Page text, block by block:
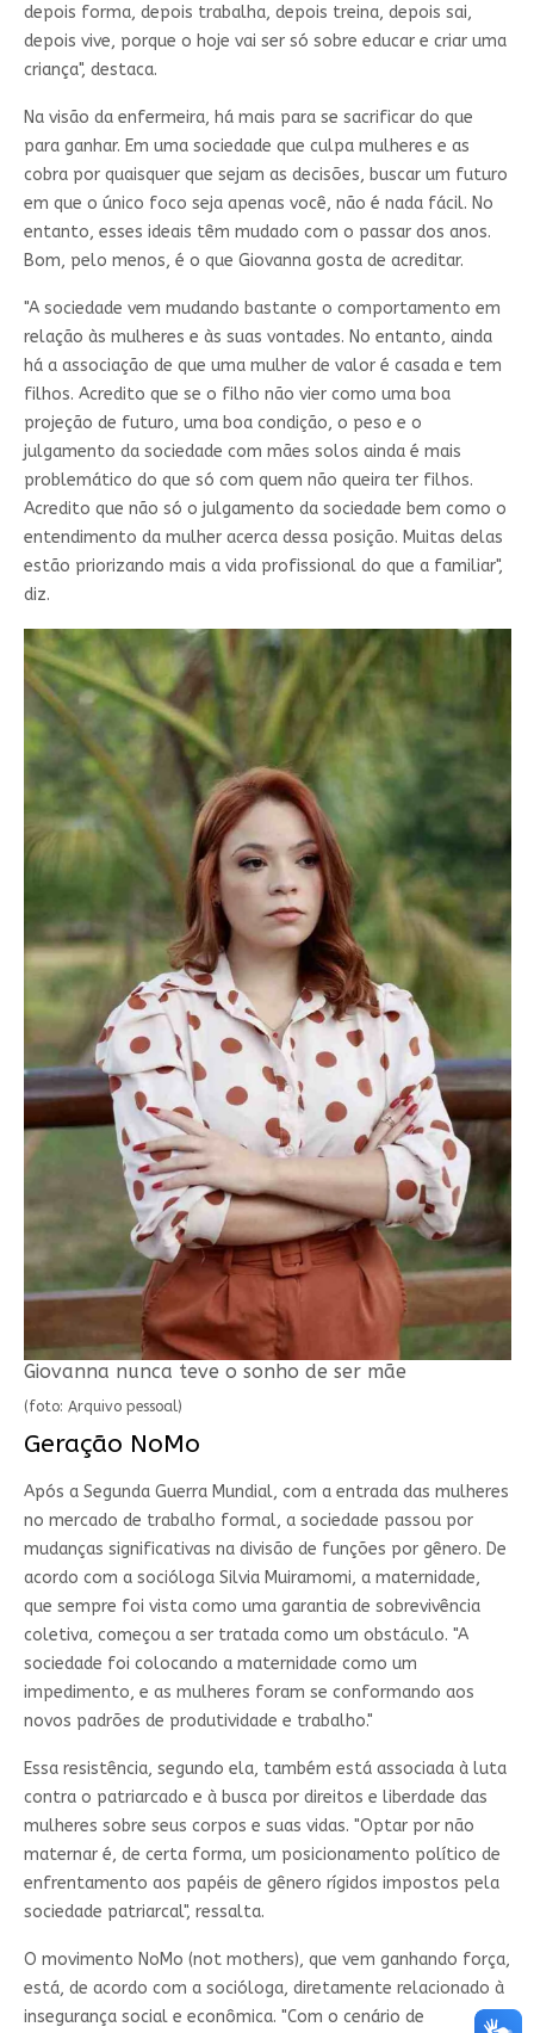
depois forma, depois trabalha, depois treina, depois sai,
depois vive, porque o hoje vai ser só sobre educar e criar uma
criança", destaca.
Na visão da enfermeira, há mais para se sacrificar do que
para ganhar. Em uma sociedade que culpa mulheres e as
cobra por quaisquer que sejam as decisões, buscar um futuro
em que o único foco seja apenas você, não é nada fácil. No
entanto, esses ideais têm mudado com o passar dos anos.
Bom, pelo menos, é o que Giovanna gosta de acreditar.
"A sociedade vem mudando bastante o comportamento em
relação às mulheres e às suas vontades. No entanto, ainda
há a associação de que uma mulher de valor é casada e tem
filhos. Acredito que se o filho não vier como uma boa
projeção de futuro, uma boa condição, o peso e o
julgamento da sociedade com mães solos ainda é mais
problemático do que só com quem não queira ter filhos.
Acredito que não só o julgamento da sociedade bem como o
entendimento da mulher acerca dessa posição. Muitas delas
estão priorizando mais a vida profissional do que a familiar",
diz.
Giovanna nunca teve o sonho de ser mãe
(foto: Arquivo pessoal)
Geração NoMo
Após a Segunda Guerra Mundial, com a entrada das mulheres
no mercado de trabalho formal, a sociedade passou por
mudanças significativas na divisão de funções por gênero. De
acordo com a socióloga Silvia Muiramomi, a maternidade,
que sempre foi vista como uma garantia de sobrevivência
coletiva, começou a ser tratada como um obstáculo. "A
sociedade foi colocando a maternidade como um
impedimento, e as mulheres foram se conformando aos
novos padrões de produtividade e trabalho."
Essa resistência, segundo ela, também está associada à luta
contra o patriarcado e à busca por direitos e liberdade das
mulheres sobre seus corpos e suas vidas. "Optar por não
maternar é, de certa forma, um posicionamento político de
enfrentamento aos papéis de gênero rígidos impostos pela
sociedade patriarcal", ressalta.
O movimento NoMo (not mothers), que vem ganhando força,
está, de acordo com a socióloga, diretamente relacionado à
insegurança social e econômica. "Com o cenário de